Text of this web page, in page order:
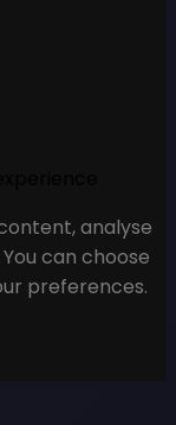
analyse
can choose
preferences.